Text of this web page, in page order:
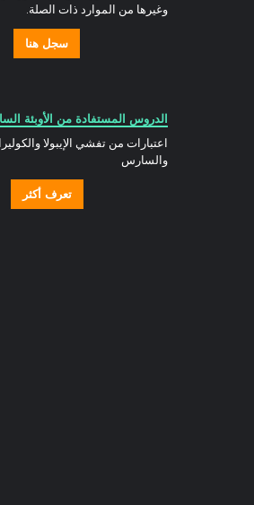
وغيرها من الموارد ذات الصلة.
سجل هنا
الدروس المستفادة من الأوبئة
اعتبارات من تفشي الإيبولا والكوليرا
والسارس
تعرف أكثر